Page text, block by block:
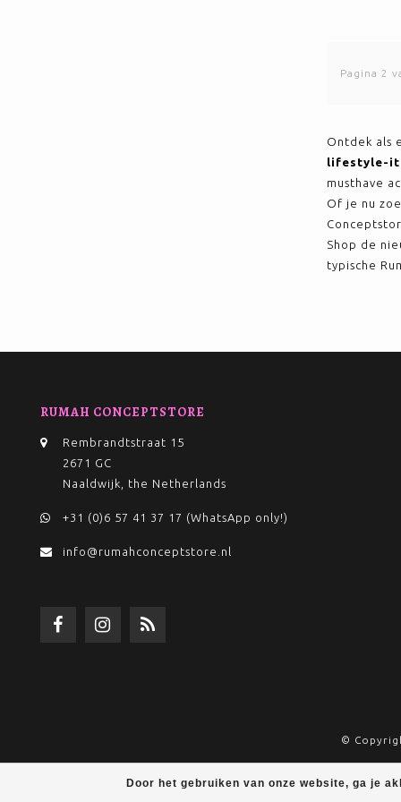
Pagina 2
Ontdek als
lifestyle-
musthave
Of je nu
Shop de
typische
Door het gebruiken van onze website, ga je
RUMAH CONCEPTSTORE
Rembrandtstraat 15
2671 GC
Naaldwijk, the Netherlands
+31 (0)6 57 41 37 17 (WhatsApp only!)
info@rumahconceptstore.nl
©